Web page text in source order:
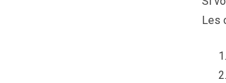
Les